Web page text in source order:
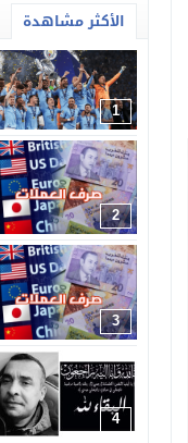
الأكثر مشاهدة
1
2
3
4